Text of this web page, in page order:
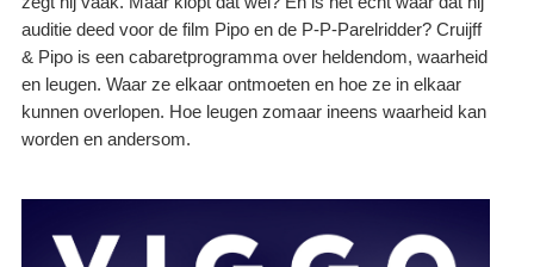
auditie deed voor de film Pipo en de P-P-Parelridder? Cruijff
& Pipo is een cabaretprogramma over heldendom, waarheid
en leugen. Waar ze elkaar ontmoeten en hoe ze in elkaar
kunnen overlopen. Hoe leugen zomaar ineens waarheid kan
worden en andersom.